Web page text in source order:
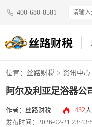
400-680-8581
位置： 丝路财税 > 资讯中心
阿尔及利亚足浴器公
作者：丝路财税 432
发布时间：2026-02-21